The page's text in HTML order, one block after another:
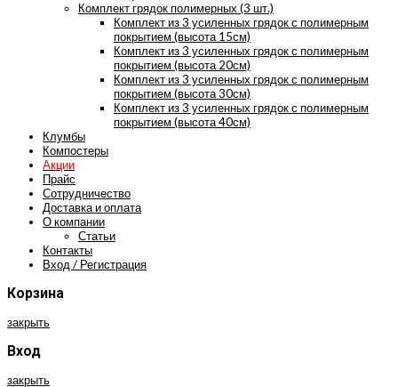
Комплект грядок полимерных (3 шт.)
Комплект из 3 усиленных грядок с полимерным
покрытием (высота 15см)
Комплект из 3 усиленных грядок с полимерным
покрытием (высота 20см)
Комплект из 3 усиленных грядок с полимерным
покрытием (высота 30см)
Комплект из 3 усиленных грядок с полимерным
покрытием (высота 40см)
Клумбы
Компостеры
Акции
Прайс
Сотрудничество
Доставка и оплата
О компании
Статьи
Контакты
Вход / Регистрация
Корзина
закрыть
Вход
закрыть